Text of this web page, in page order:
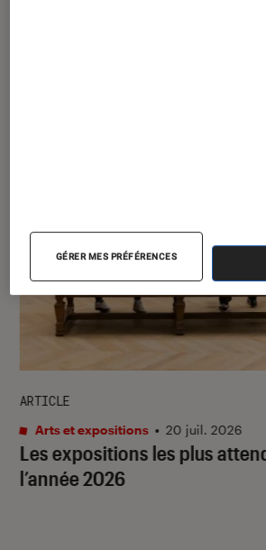
Les expositions les plus
l’année 2026
ARTICLE
Arts et expositions • 20 juil. 2026
GÉRER MES PRÉFÉRENCES